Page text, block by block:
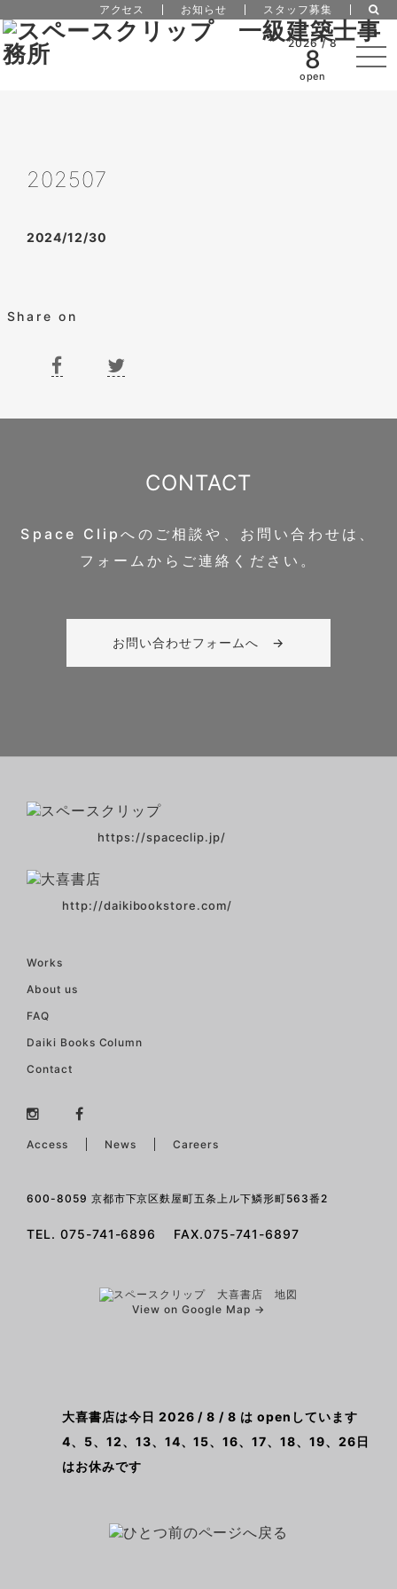
アクセス お知らせ スタッフ募集
2026 / 8
8
open
202507
2024/12/30
Share on
CONTACT
Space Clipへのご相談や、お問い合わせは、
フォームからご連絡ください。
お問い合わせフォームへ →
https://spaceclip.jp/
http://daikibookstore.com/
Works
About us
FAQ
Daiki Books Column
Contact
Access News Careers
600-8059 京都市下京区麩屋町五条上ル下鱗形町563番2
TEL. 075-741-6896 FAX.075-741-6897
View on Google Map →
大喜書店は今日 2026 / 8 / 8 は openしています
4、5、12、13、14、15、16、17、18、19、26日
はお休みです